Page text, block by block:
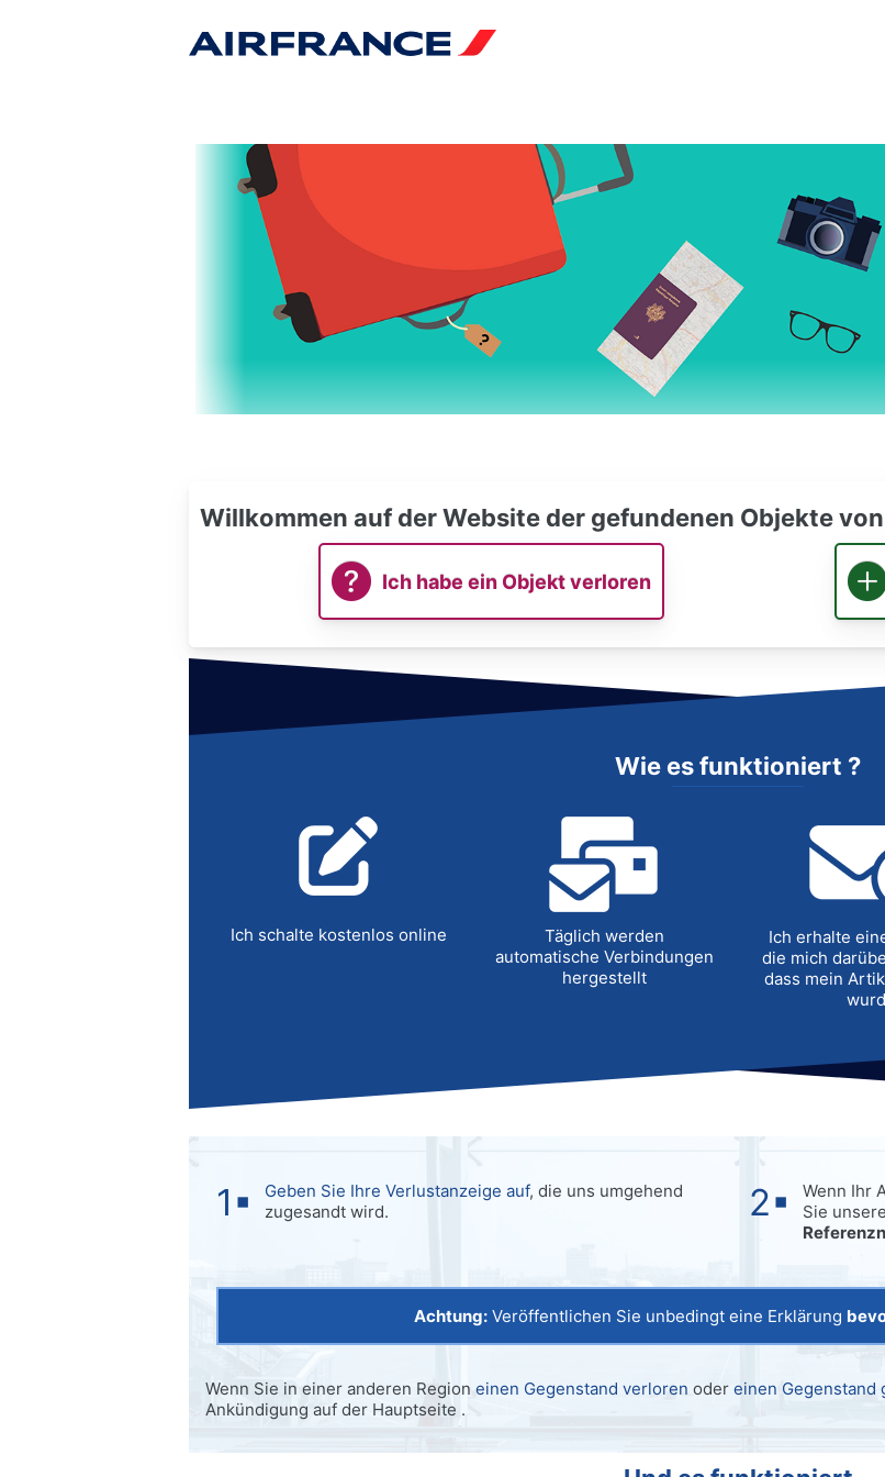
Willkommen auf der Website der gefundenen Objekte
Ich habe ein Objekt verloren
Wie es funktioniert ?
Ich schalte kostenlos online
Täglich werden
automatische Verbindungen
hergestellt
Ich erhalte
die mich
dass mein
Geben Sie Ihre Verlustanzeige auf, die uns umgehend
zugesandt wird.
Wenn Ihr
Sie
Achtung:Veröffentlichen Sie unbedingt eine Erklärung
Wenn Sie in einer anderen Region einen Gegenstand verloren oder einen Gegenstand
Ankündigung auf der Hauptseite .